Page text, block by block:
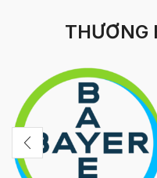
THƯƠNG